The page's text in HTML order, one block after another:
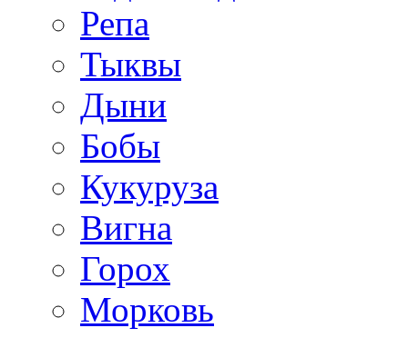
Репа
Тыквы
Дыни
Бобы
Кукуруза
Вигна
Горох
Морковь